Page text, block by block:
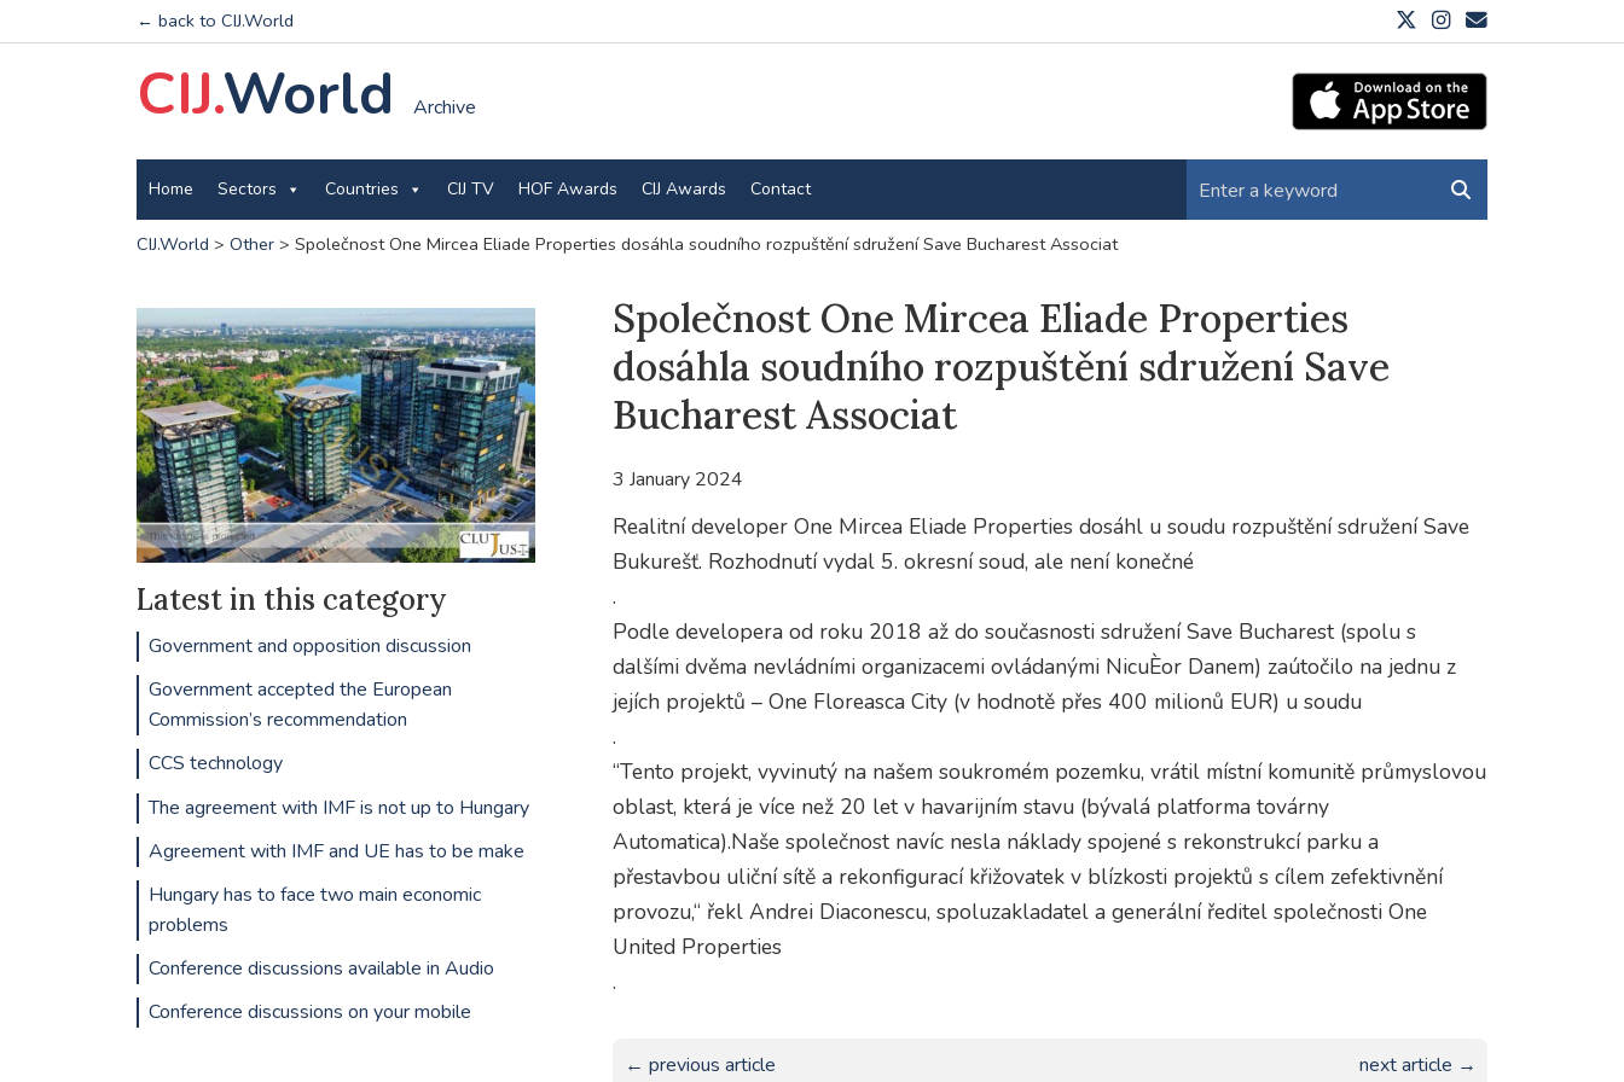
← back to CIJ.World
CIJ.World Archive
Home Sectors Countries CIJ TV HOF Awards CIJ Awards Contact
CIJ.World > Other> Společnost One Mircea Eliade Properties dosáhla soudního rozpuštění sdružení Save Bucharest Associat
Společnost One Mircea Eliade Properties
dosáhla soudního rozpuštění sdružení Save
Bucharest Associat
3 January 2024
Realitní developer One Mircea Eliade Properties dosáhl u soudu rozpuštění sdružení Save
Bukurešť. Rozhodnutí vydal 5. okresní soud, ale není konečné
.
Podle developera od roku 2018 až do současnosti sdružení Save Bucharest (spolu s
dalšími dvěma nevládními organizacemi ovládanými NicuÈor Danem) zaútočilo na jednu z
jejích projektů – One Floreasca City (v hodnotě přes 400 milionů EUR) u soudu
.
“Tento projekt, vyvinutý na našem soukromém pozemku, vrátil místní komunitě průmyslovou
oblast, která je více než 20 let v havarijním stavu (bývalá platforma továrny
Automatica).Naše společnost navíc nesla náklady spojené s rekonstrukcí parku a
přestavbou uliční sítě a rekonfigurací křižovatek v blízkosti projektů s cílem zefektivnění
provozu,“ řekl Andrei Diaconescu, spoluzakladatel a generální ředitel společnosti One
United Properties
.
← previous article next article →
Latest in this category
Government and opposition discussion
Government accepted the European
Commission’s recommendation
CCS technology
The agreement with IMF is not up to Hungary
Agreement with IMF and UE has to be make
Hungary has to face two main economic
problems
Conference discussions available in Audio
Conference discussions on your mobile